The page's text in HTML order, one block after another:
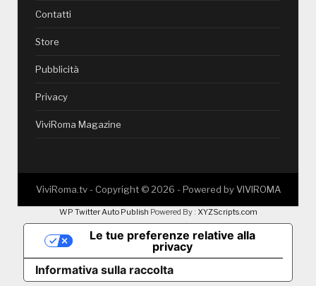
Contatti
Store
Pubblicità
Privacy
ViviRoma Magazine
ViviRoma.tv - Copyright © 2026 - Powered byVIVIROMA
WP Twitter Auto Publish Powered By : XYZScripts.com
Informativa sulla raccolta
Le tue preferenze relative alla
privacy